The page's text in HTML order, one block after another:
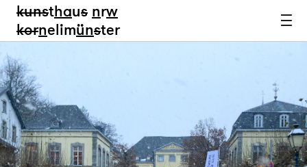
kunsthaus nrw
kornelimünster